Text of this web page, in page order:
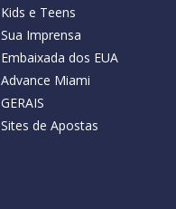
Kids e Teens
Sua Imprensa
Embaixada dos EUA
Advance Miami
GERAIS
Sites de Apostas